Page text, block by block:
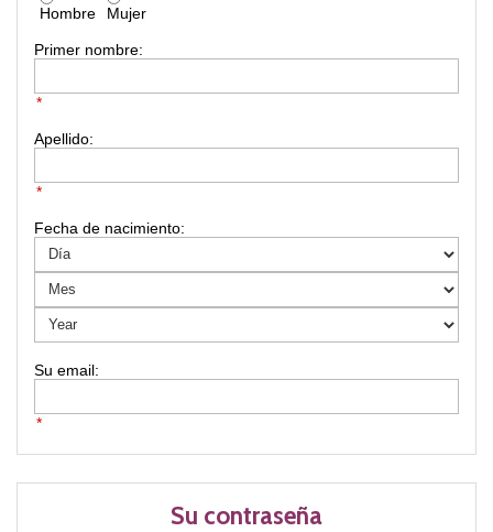
Hombre Mujer
Primer nombre:
*
Apellido:
*
Fecha de nacimiento:
*
Su contraseña